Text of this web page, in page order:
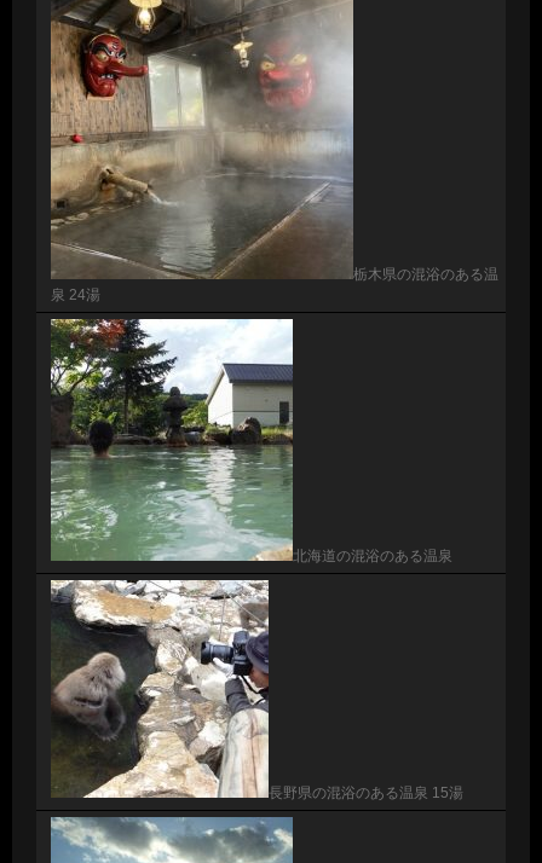
栃木県の混浴のある温
泉 24湯
北海道の混浴のある温泉
長野県の混浴のある温泉 15湯